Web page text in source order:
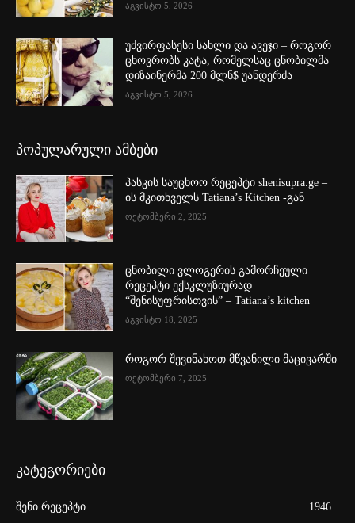
აგვისტო 5, 2026
უძვირფასესი სახლი და ავეჯი – როგორ
ცხოვრობს კატა, რომელსაც ცნობილმა
დიზაინერმა 200 მლნ$ უანდერძა
აგვისტო 5, 2026
პოპულარული ამბები
პასკის საუცხოო რეცეპტი shenisupra.ge –
ის მკითხველს Tatiana’s Kitchen -გან
ოქტომბერი 2, 2025
ცნობილი ვლოგერის გამორჩეული
რეცეპტი ექსკლუზიურად
“შენისუფრისთვის” – Tatiana’s kitchen
აგვისტო 18, 2025
როგორ შევინახოთ მწვანილი მაცივარში
ოქტომბერი 7, 2025
კატეგორიები
შენი რეცეპტი
1946